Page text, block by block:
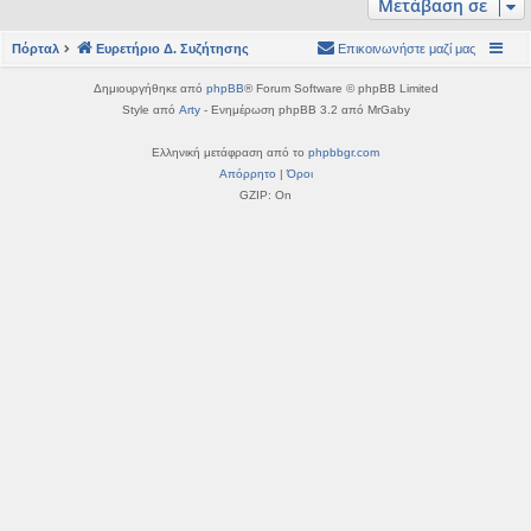
η
Μετάβαση σε
Πόρταλ Ευρετήριο Δ. Συζήτησης Επικοινωνήστε μαζί μας
Δημιουργήθηκε από phpBB® Forum Software © phpBB Limited
Style από Arty- Ενημέρωση phpBB 3.2 από MrGaby
Ελληνική μετάφραση από το phpbbgr.com
Απόρρητο |Όροι
GZIP: On